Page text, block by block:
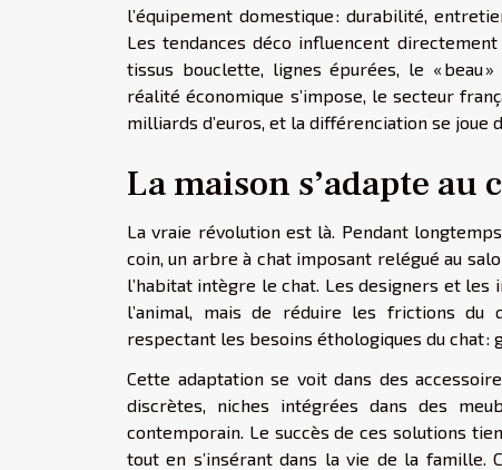
l’équipement domestique : durabilité,
Les tendances déco influencent
tissus bouclette, lignes épurées, le « beau
réalité économique s’impose, le secteur
milliards d’euros, et la différenciation se joue
La maison s’adapte au
La vraie révolution est là. Pendant
coin, un arbre à chat imposant relégué au
l’habitat intègre le chat. Les designers et les
l’animal, mais de réduire les frictions du
respectant les besoins éthologiques du chat :
Cette adaptation se voit dans des
discrètes, niches intégrées dans des
contemporain. Le succès de ces solutions
tout en s’insérant dans la vie de la famille.